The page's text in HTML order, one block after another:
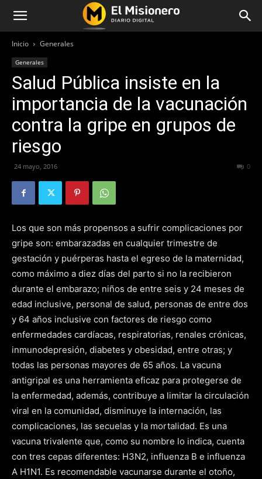
Inicio Generales
Generales
Salud Pública insiste en la
importancia de la vacunación
contra la gripe en grupos de
riesgo
24 mayo, 2016 0
Los que son más propensos a sufrir complicaciones por
gripe son: embarazadas en cualquier trimestre de
gestación y puérperas hasta el egreso de la maternidad,
como máximo a diez días del parto si no la recibieron
durante el embarazo; niños de entre seis y 24 meses de
edad inclusive, personal de salud, personas de entre dos
y 64 años inclusive con factores de riesgo como
enfermedades cardíacas, respiratorias, renales crónicas,
inmunodepresión, diabetes y obesidad, entre otras; y
todas las personas mayores de 65 años. La vacuna
antigripal es una herramienta eficaz para protegerse de
la enfermedad, además, contribuye a limitar la circulación
viral en la comunidad, disminuye la internación, las
complicaciones, las secuelas y la mortalidad. Es una
vacuna trivalente que, como su nombre lo indica, cuenta
con tres cepas diferentes: H3N2, influenza B e influenza
A H1N1. Es recomendable vacunarse durante el otoño,